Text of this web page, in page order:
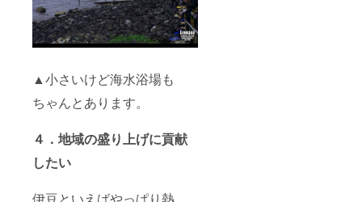
▲小さいけど海水浴場も
ちゃんとあります。
４．地域の盛り上げに貢献
したい
伊豆といえばやっぱり熱